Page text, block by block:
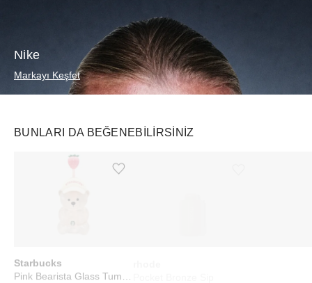
Nike
Markayı Keşfet
BUNLARI DA BEĞENEBILIRSINIZ
Starbucks
Ürünü istek listesine ekle veya listeden çıkar